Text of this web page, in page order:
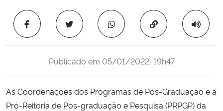
Ministério da Cidadania
Ministério da Saúde
Ministério de Minas e Energia
Ministério da Ciência, Tecnologia, Inovações e Comunicações
Copiar para área
Publicado em 05/01/2022, 19h47
As Coordenações dos Programas de Pós-Graduação e a
Pró-Reitoria de Pós-graduação e Pesquisa (PRPGP) da